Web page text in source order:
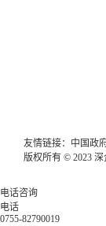
友情链接： 中国政
版权所有 © 2023
电话咨询
电话
0755-82790019